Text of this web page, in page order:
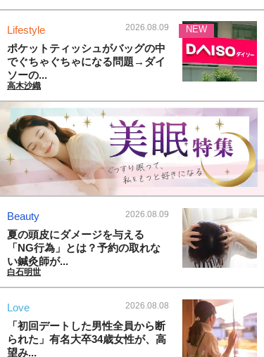
Lifestyle 2026.08.09
ポケットティッシュがバッグの中
でぐちゃぐちゃになる問題→ダイ
ソーの...
高木沙織
NEW
Beauty 2026.08.09
夏の頭皮にダメージを与える
「NG行為」とは？予約の取れな
い鍼灸師が...
白石明世
Love 2026.08.08
「初回デートした男性全員から断
られた」有名大卒34歳女性が、高
望み...